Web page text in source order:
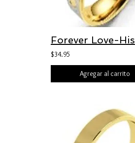
Forever Love-His
$34.95
Agregar al carrito